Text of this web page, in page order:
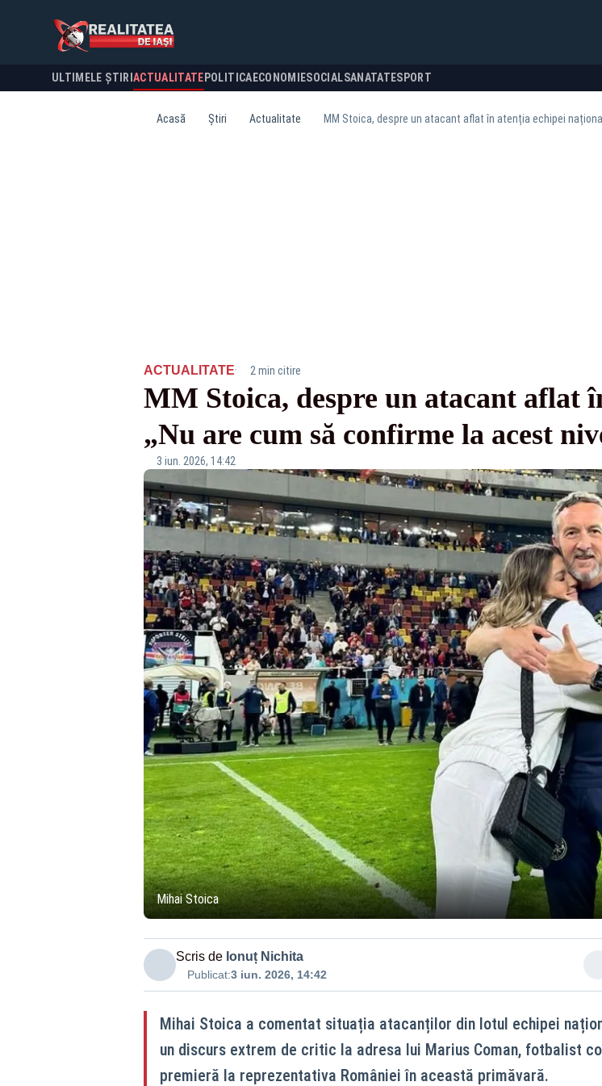
ULTIMELE ȘTIRI ACTUALITATE POLITICA ECONOMIESOCIALSANATATESPORT
Acasă Știri Actualitate MM Stoica, despre un atacant aflat în atenția echipei
ACTUALITATE· 2 min citire
MM Stoica, despre un atacant aflat
„Nu are cum să confirme la acest
3 iun. 2026, 14:42
Mihai Stoica
Scris de Ionuț Nichita
Publicat:3 iun. 2026, 14:42
Mihai Stoica a comentat situația atacanților din lotul echipei
un discurs extrem de critic la adresa lui Marius Coman, fotbalist
premieră la reprezentativa României în această primăvară.